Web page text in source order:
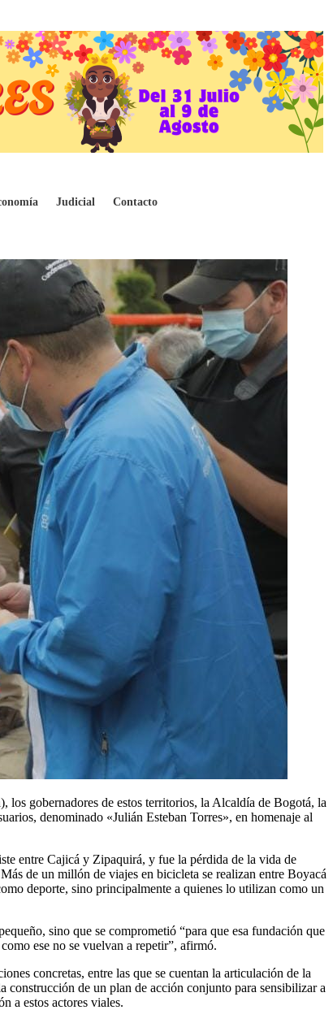
Judicial Contacto
gobernadores de estos territorios, la Alcaldía de Bogotá, la
denominado «Julián Esteban Torres», en homenaje al
entre Cajicá y Zipaquirá, y fue la pérdida de la vida de
de un millón de viajes en bicicleta se realizan entre Boyacá
deporte, sino principalmente a quienes lo utilizan como un
sino que se comprometió “para que esa fundación que
ese no se vuelvan a repetir”, afirmó.
concretas, entre las que se cuentan la articulación de la
construcción de un plan de acción conjunto para sensibilizar a
a estos actores viales.